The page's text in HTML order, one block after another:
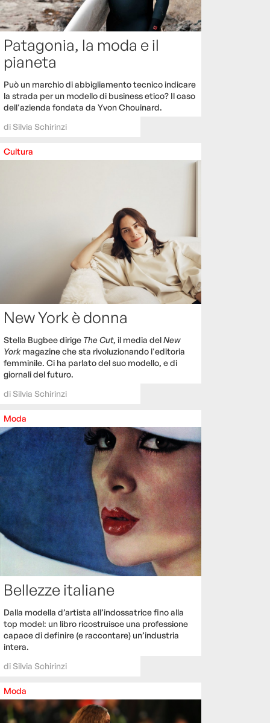
Patagonia, la moda e il
pianeta
Può un marchio di abbigliamento tecnico indicare
la strada per un modello di business etico? Il caso
dell'azienda fondata da Yvon Chouinard.
diSilvia Schirinzi
Cultura
New York è donna
Stella Bugbee dirige The Cut, il media delNew
Yorkmagazine che sta rivoluzionando l'editoria
femminile. Ci ha parlato del suo modello, e di
giornali del futuro.
diSilvia Schirinzi
Moda
Bellezze italiane
Dalla modella d’artista all’indossatrice fino alla
top model: un libro ricostruisce una professione
capace di definire (e raccontare) un’industria
intera.
diSilvia Schirinzi
Moda